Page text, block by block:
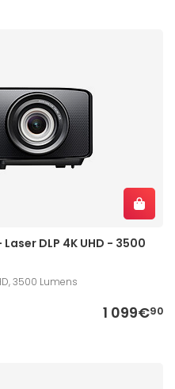
DLP 4K UHD - 3500
3500 Lumens
1 099€90